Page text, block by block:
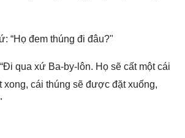
“Họ đem thúng đi đâu?"
qua xứ Ba-by-lôn. Họ sẽ cất một cái
xong, cái thúng sẽ được đặt xuống,